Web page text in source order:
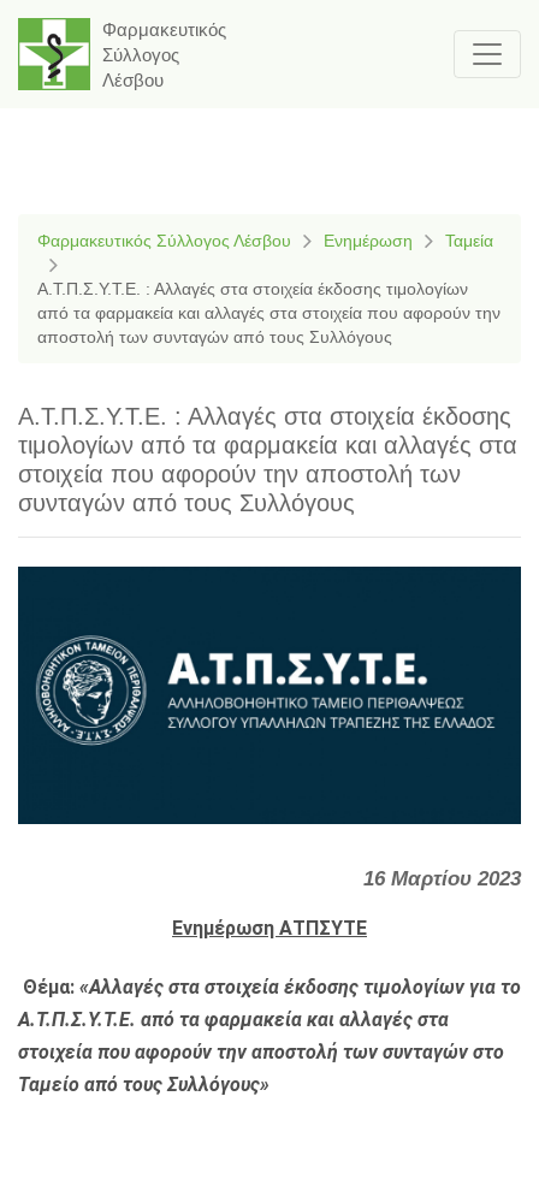
Φαρμακευτικός
Σύλλογος
Λέσβου
Φαρμακευτικός Σύλλογος Λέσβου Ενημέρωση Ταμεία
Α.Τ.Π.Σ.Υ.Τ.Ε. : Αλλαγές στα στοιχεία έκδοσης τιμολογίων
από τα φαρμακεία και αλλαγές στα στοιχεία που αφορούν την
αποστολή των συνταγών από τους Συλλόγους
Α.Τ.Π.Σ.Υ.Τ.Ε. : Αλλαγές στα στοιχεία έκδοσης
τιμολογίων από τα φαρμακεία και αλλαγές στα
στοιχεία που αφορούν την αποστολή των
συνταγών από τους Συλλόγους
16 Μαρτίου 2023
Ενημέρωση ΑΤΠΣΥΤΕ
Θέμα: «Αλλαγές στα στοιχεία έκδοσης τιμολογίων για το
Α.Τ.Π.Σ.Υ.Τ.Ε. από τα φαρμακεία και αλλαγές στα
στοιχεία που αφορούν την αποστολή των συνταγών στο
Ταμείο από τους Συλλόγους»